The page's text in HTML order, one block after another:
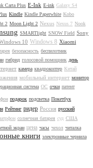
Carta Plus E-Ink E-ink Galaxy S4
Kindle Kindle Paperwhite Kobo
2 Moon Light 2 Nexus Nexus 7 Nook
SMARTlight SNOW Field Sony
10 Windows 8 Xiaomi
безопасность беспилотник
гибрид голосовой помощник день
камера квадрокоптер Китай
мобильный интернет монитор
система ОС очки патент
подарок подсветка Покетбук
Рейтинг ридер Россия русский
солнечная батарея суд США
экран цена часы чехол читалка
книги электронные чернила